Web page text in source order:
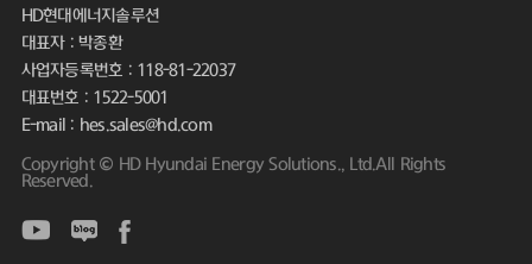
HD현대에너지솔루션
대표자 : 박종환
사업자등록번호 : 118-81-22037
대표번호 : 1522-5001
E-mail : hes.sales@hd.com
Copyright © HD Hyundai Energy Solutions., Ltd.All Rights
Reserved.